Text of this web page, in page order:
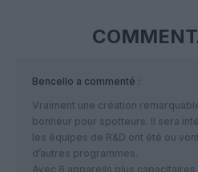
Bencello a commenté :
Vraiment une création
bonheur pour spotteurs. Il sera
les équipes de R&D ont été ou
d’autres programmes.
Avec 6 appareils plus